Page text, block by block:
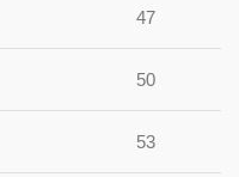
47
50
53